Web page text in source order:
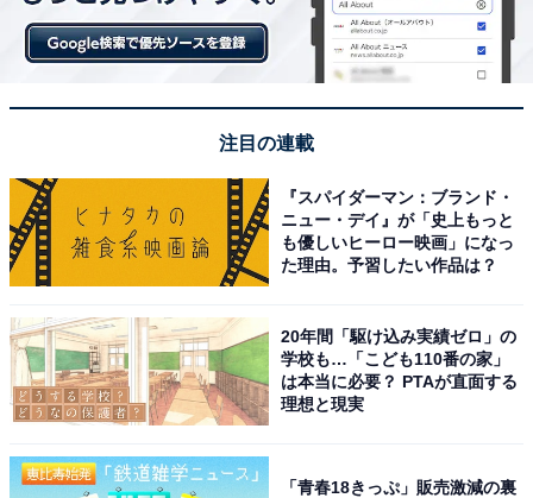
注目の連載
『スパイダーマン：ブランド・
ニュー・デイ』が「史上もっと
も優しいヒーロー映画」になっ
た理由。予習したい作品は？
20年間「駆け込み実績ゼロ」の
学校も…「こども110番の家」
は本当に必要？ PTAが直面する
理想と現実
「青春18きっぷ」販売激減の裏